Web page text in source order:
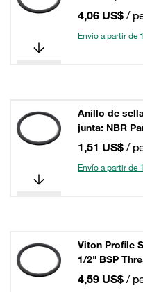
4,06 US$ /
Envío a partir de
Anillo de
junta: NBR
1,51 US$ /
Envío a partir de
Viton Profile
1/2" BSP
4,59 US$ /